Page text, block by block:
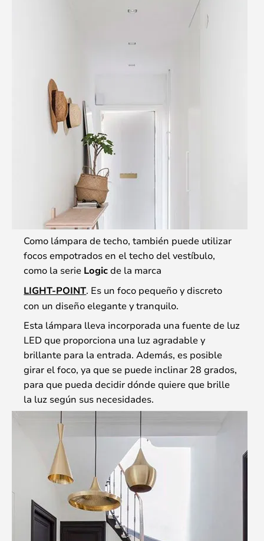
Como lámpara de techo, también puede utilizar
focos empotrados en el techo del vestíbulo,
como la serie Logicde la marca
LIGHT-POINT. Es un foco pequeño y discreto
con un diseño elegante y tranquilo.
Esta lámpara lleva incorporada una fuente de luz
LED que proporciona una luz agradable y
brillante para la entrada. Además, es posible
girar el foco, ya que se puede inclinar 28 grados,
para que pueda decidir dónde quiere que brille
la luz según sus necesidades.